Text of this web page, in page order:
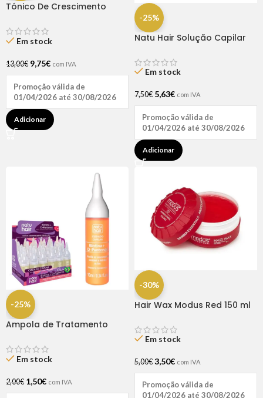
Tónico De Crescimento
Em stock
13,00€ 9,75€ com IVA
Promoção válida de
01/04/2026 até 30/08/2026
Adicionar
-25%
Natu Hair Solução Capilar
Em stock
7,50€ 5,63€ com IVA
Promoção válida de
01/04/2026 até 30/08/2026
Adicionar
-25%
Ampola de Tratamento
Hair (1 UNIDADE)
Em stock
2,00€ 1,50€ com IVA
-30%
Hair Wax Modus Red 150 ml
Em stock
5,00€ 3,50€ com IVA
Promoção válida de
01/04/2026 até 30/08/2026